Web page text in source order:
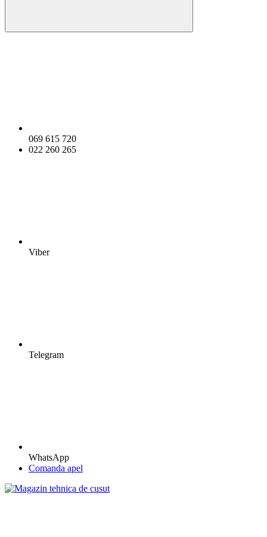
069 615 720
022 260 265
Viber
Telegram
WhatsApp
Comanda apel